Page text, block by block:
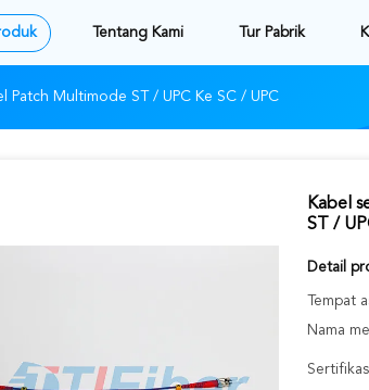
Tentang Kami Tur Pabrik
Patch Multimode ST / UPC Ke SC / UPC
Kabel
ST /
Detail
Tempat
Nama